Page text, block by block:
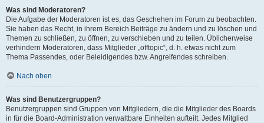
Was sind Moderatoren?
Die Aufgabe der Moderatoren ist es, das Geschehen im Forum zu beobachten.
Sie haben das Recht, in ihrem Bereich Beiträge zu ändern und zu löschen und
Themen zu schließen, zu öffnen, zu verschieben und zu teilen. Üblicherweise
verhindern Moderatoren, dass Mitglieder „offtopic“, d. h. etwas nicht zum
Thema Passendes, oder Beleidigendes bzw. Angreifendes schreiben.
Nach oben
Was sind Benutzergruppen?
Benutzergruppen sind Gruppen von Mitgliedern, die die Mitglieder des Boards
in für die Board-Administration verwaltbare Einheiten aufteilt. Jedes Mitglied